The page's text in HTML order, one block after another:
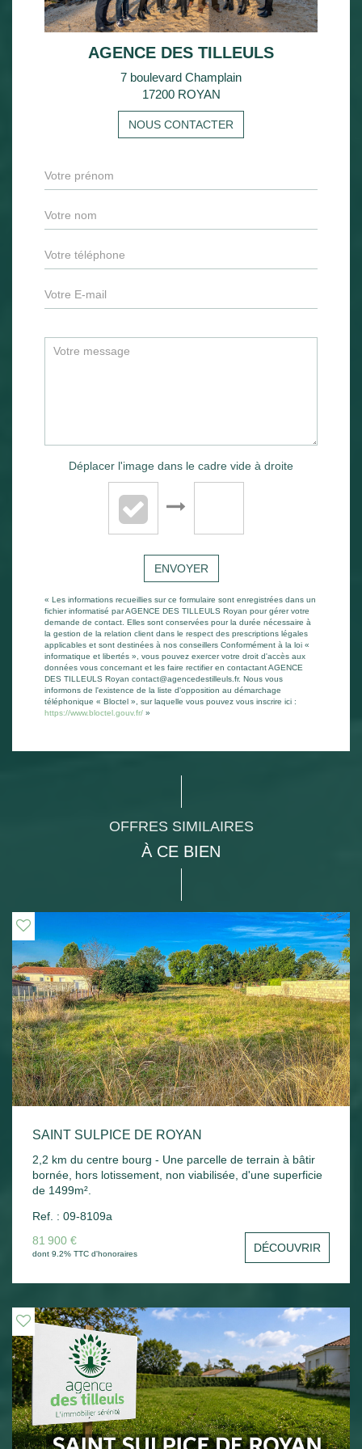
AGENCE DES TILLEULS
7 boulevard Champlain
17200 ROYAN
NOUS CONTACTER
Déplacer l'image dans le cadre vide à droite
ENVOYER
« Les informations recueillies sur ce formulaire sont enregistrées dans un
fichier informatisé par AGENCE DES TILLEULS Royan pour gérer votre
demande de contact. Elles sont conservées pour la durée nécessaire à
la gestion de la relation client dans le respect des prescriptions légales
applicables et sont destinées à nos conseillers Conformément à la loi «
informatique et libertés », vous pouvez exercer votre droit d'accès aux
données vous concernant et les faire rectifier en contactant AGENCE
DES TILLEULS Royan contact@agencedestilleuls.fr. Nous vous
informons de l'existence de la liste d'opposition au démarchage
téléphonique « Bloctel », sur laquelle vous pouvez vous inscrire ici :
https://www.bloctel.gouv.fr/ »
OFFRES SIMILAIRES
À CE BIEN
SAINT SULPICE DE ROYAN
2,2 km du centre bourg - Une parcelle de terrain à bâtir
bornée, hors lotissement, non viabilisée, d'une superficie
de 1499m².
Ref. : 09-8109a
81 900 €
dont 9.2% TTC d'honoraires DÉCOUVRIR